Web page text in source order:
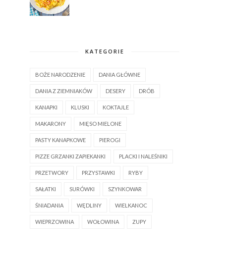
KATEGORIE
BOŻE NARODZENIE DANIA GŁÓWNE
DANIA Z ZIEMNIAKÓW DESERY DRÓB
KANAPKI KLUSKI KOKTAJLE
MAKARONY MIĘSO MIELONE
PASTY KANAPKOWE PIEROGI
PIZZE GRZANKI ZAPIEKANKI PLACKI I NALEŚNIKI
PRZETWORY PRZYSTAWKI RYBY
SAŁATKI SURÓWKI SZYNKOWAR
ŚNIADANIA WĘDLINY WIELKANOC
WIEPRZOWINA WOŁOWINA ZUPY